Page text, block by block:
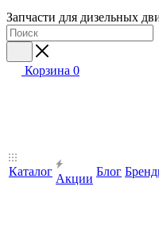
Запчасти для дизельных
Корзина 0
Каталог
Акции
Блог